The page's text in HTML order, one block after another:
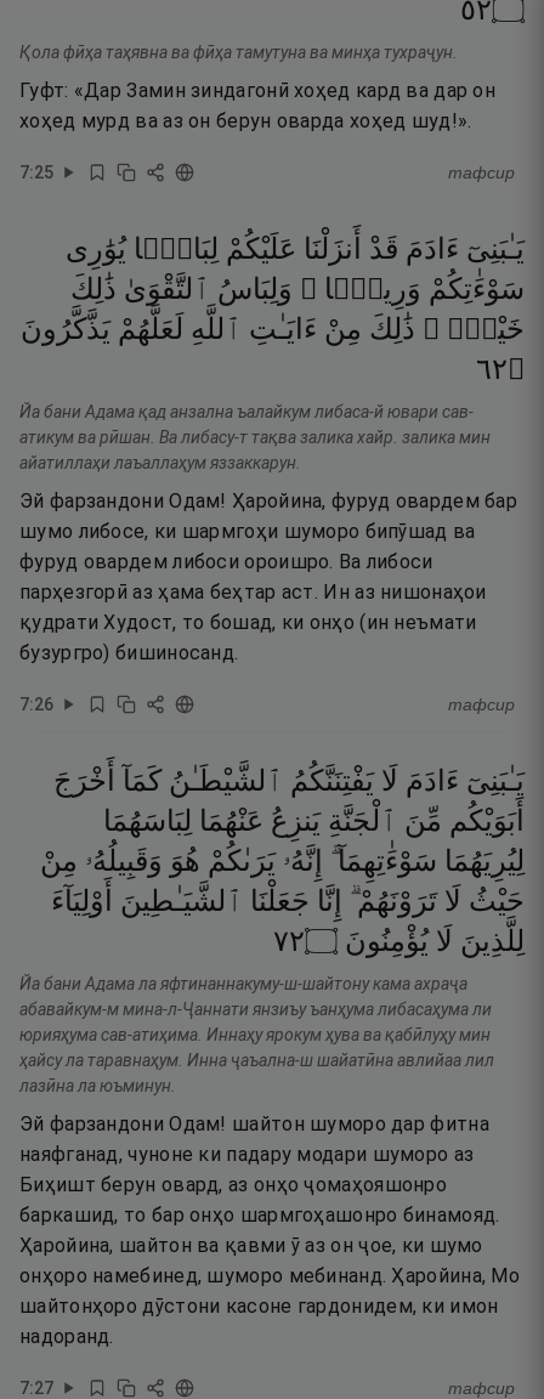
۝٢٥
Қола фӣҳа таҳявна ва фӣҳа тамутуна ва минҳа тухраҷун.
Гуфт: «Дар Замин зиндагонӣ хоҳед кард ва дар он
хоҳед мурд ва аз он берун оварда хоҳед шуд!».
7:25 тафсир
يَـٰبَنِىٓ ءَادَمَ قَدْ أَنزَلْنَا عَلَيْكُمْ لِبَاسًۭا يُوَٰرِى
سَوْءَٰتِكُمْ وَرِيشًۭا ۖ وَلِبَاسُ ٱلتَّقْوَىٰ ذَٰلِكَ
خَيْرٌۭ ۚ ذَٰلِكَ مِنْ ءَايَـٰتِ ٱللَّهِ لَعَلَّهُمْ يَذَّكَّرُونَ
۝٢٦
Йа бани Адама қад анзална ъалайкум либаса-й ювари сав-
атикум ва рӣшан. Ва либасу-т тақва залика хайр. залика мин
айатиллаҳи лаъаллаҳум яззаккарун.
Эй фарзандони Одам! Ҳаройина, фуруд овардем бар
шумо либосе, ки шармгоҳи шуморо бипӯшад ва
фуруд овардем либоси ороишро. Ва либоси
парҳезгорӣ аз ҳама беҳтар аст. Ин аз нишонаҳои
қудрати Худост, то бошад, ки онҳо (ин неъмати
бузургро) бишиносанд.
7:26 тафсир
يَـٰبَنِىٓ ءَادَمَ لَا يَفْتِنَنَّكُمُ ٱلشَّيْطَـٰنُ كَمَآ
أَخْرَجَ
أَبَوَيْكُم مِّنَ ٱلْجَنَّةِ يَنزِعُ عَنْهُمَا لِبَاسَهُمَا
لِيُرِيَهُمَا سَوْءَٰتِهِمَآ ۗ إِنَّهُۥ يَرَىٰكُمْ هُوَ وَقَبِيلُهُۥ مِنْ
حَيْثُ لَا تَرَوْنَهُمْ ۗ إِنَّا جَعَلْنَا ٱلشَّيَـٰطِينَ
أَوْلِيَآءَ
لِلَّذِينَ لَا يُؤْمِنُونَ ۝٢٧
Йа бани Адама ла яфтинаннакуму-ш-шайтону кама ахраҷа
абавайкум-м мина-л-Ҷаннати янзиъу ъанҳума либасаҳума ли
юрияҳума сав-атиҳима. Иннаҳу ярокум ҳува ва қабӣлуҳу мин
ҳайсу ла таравнаҳум. Инна ҷаъална-ш шайатӣна авлийаа лил
лазӣна ла юъминун.
Эй фарзандони Одам! шайтон шуморо дар фитна
наяфганад, чуноне ки падару модари шуморо аз
Биҳишт берун овард, аз онҳо ҷомаҳояшонро
баркашид, то бар онҳо шармгоҳашонро бинамояд.
Ҳаройина, шайтон ва қавми ӯ аз он ҷое, ки шумо
онҳоро намебинед, шуморо мебинанд. Ҳаройина, Мо
шайтонҳоро дӯстони касоне гардонидем, ки имон
надоранд.
7:27 тафсир